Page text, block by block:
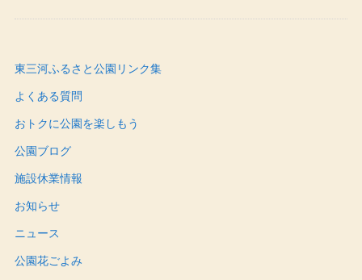
東三河ふるさと公園リンク集
よくある質問
おトクに公園を楽しもう
公園ブログ
施設休業情報
お知らせ
ニュース
公園花ごよみ